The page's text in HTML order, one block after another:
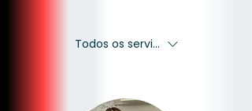
Todos os serviços